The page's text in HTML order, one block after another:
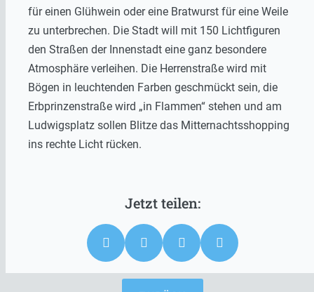
für einen Glühwein oder eine Bratwurst für eine Weile
zu unterbrechen. Die Stadt will mit 150 Lichtfiguren
den Straßen der Innenstadt eine ganz besondere
Atmosphäre verleihen. Die Herrenstraße wird mit
Bögen in leuchtenden Farben geschmückt sein, die
Erbprinzenstraße wird „in Flammen“ stehen und am
Ludwigsplatz sollen Blitze das Mitternachtsshopping
ins rechte Licht rücken.